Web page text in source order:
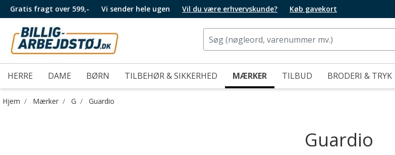
Gratis fragt over 599,- Vi sender hele ugen Vil du være erhvervskunde? Køb gavekort
HERRE DAME BØRN TILBEHØR & SIKKERHED MÆRKER TILBUD BRODERI & TRYK
Hjem Mærker G Guardio
Guardio